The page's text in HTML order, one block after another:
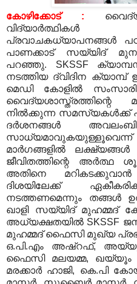
കോഴിക്കോട് :
പ്രവാചകധ്യാപനങ്ങള്‍
പാണക്കാട് സയ്യിദ്
പറഞ്ഞു. SKSSF
നടത്തിയ ദ്വിദിന
മെഡി കോളില്‍
വൈദ്യശാസ്ത്രത്തിന്റെ
നില്‍ക്കുന്ന സമസ്യകള്‍ക്ക്
ദര്‍ശനങ്ങള്‍
സാധ്യമാവുകയുള്ളൂവെന്ന്
മാര്‍‌ഗങ്ങളില്‍ ലക്ഷ്യങ്ങള്‍
ജീവിതത്തിന്റെ അര്‍ത്ഥ
അതിനെ
ദിശയിലേക്ക്
നടത്തണമെന്നും തങ്ങള്‍
ഖാളി സയ്യിദ് മുഹമ്മദ്
അധ്യക്ഷതയില്‍ SKSSF
മുഹമ്മദ് ഫൈസി മുഖ്യ
ഒ.പി.എം അഷ്‌റഫ്,
ഫൈസി മലയമ്മ, ഖയ്യൂം
മരക്കാര്‍ ഹാജി, കെ.പി